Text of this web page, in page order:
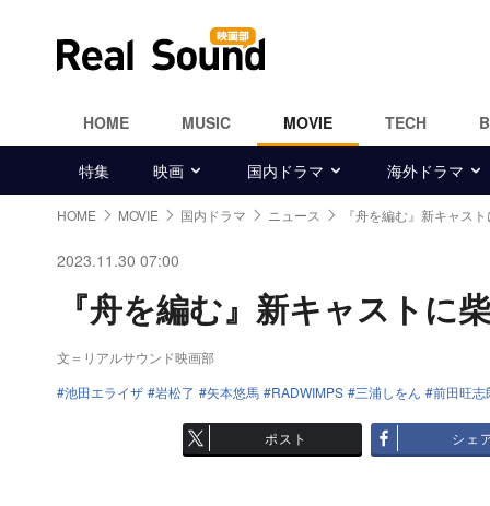
HOME MUSIC MOVIE TECH
特集 映画 国内ドラマ 海外ドラマ
HOME MOVIE 国内ドラマ ニュース 『舟を編む』新キャス
2023.11.30 07:00
『舟を編む』新キャスト
文＝リアルサウンド映画部
池田エライザ
岩松了 矢本悠馬 RADWIMPS 三浦しをん 前田旺志
ポスト シェ